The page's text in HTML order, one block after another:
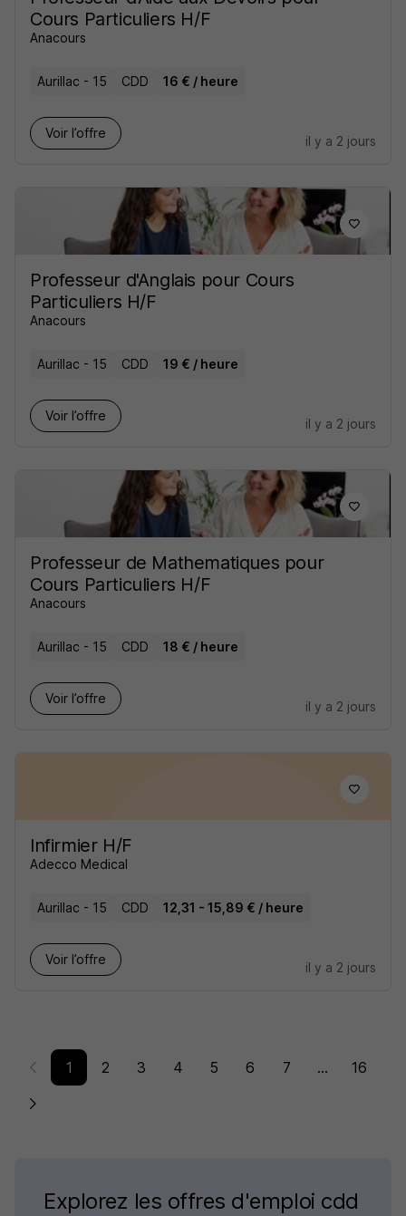
Cours Particuliers H/F
Anacours
Aurillac - 15 CDD 16 € / heure
Voir l’offre
il y a 2 jours
Professeur d'Anglais pour Cours
Particuliers H/F
Anacours
Aurillac - 15 CDD 19 € / heure
Voir l’offre
il y a 2 jours
Professeur de Mathematiques pour
Cours Particuliers H/F
Anacours
Aurillac - 15 CDD 18 € / heure
Voir l’offre
il y a 2 jours
Infirmier H/F
Adecco Medical
Aurillac - 15 CDD 12,31 - 15,89 € / heure
Voir l’offre
il y a 2 jours
1 2 3 4 5 6 7 ... 16
Explorez les offres d'emploi cdd